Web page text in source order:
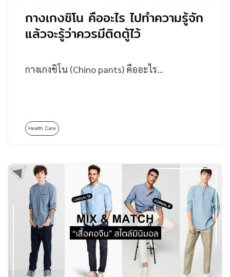
กางเกงชิโน คืออะไร ไปทำความรู้จัก
แล้วจะรู้ว่าควรมีติดตู้ไว้
กางเกงชิโน (Chino pants) คืออะไร…
Health Care